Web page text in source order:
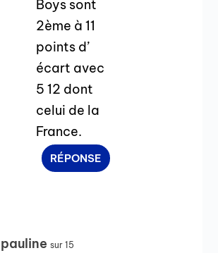
Boys sont
2ème à 11
points d’
écart avec
5 12 dont
celui de la
France.
RÉPONSE
pauline sur 15